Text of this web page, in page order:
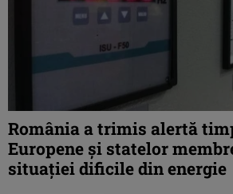
România a trimis alertă
Europene și statelor
situației dificile din energie